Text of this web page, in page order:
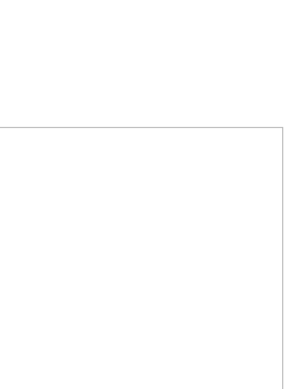
- Kreise, Deine Form -